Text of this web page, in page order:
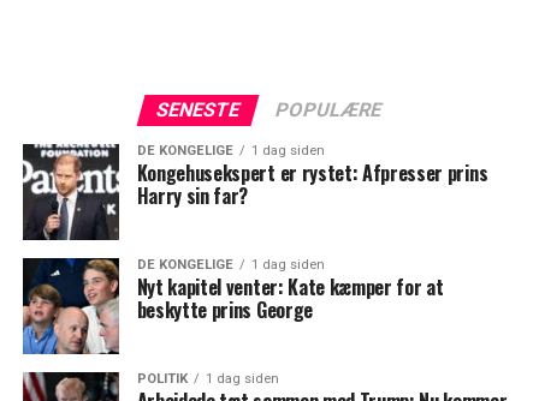
SENESTE POPULÆRE
DE KONGELIGE 1 dag siden
Kongehusekspert er rystet: Afpresser prins
Harry sin far?
DE KONGELIGE 1 dag siden
Nyt kapitel venter: Kate kæmper for at
beskytte prins George
POLITIK 1 dag siden